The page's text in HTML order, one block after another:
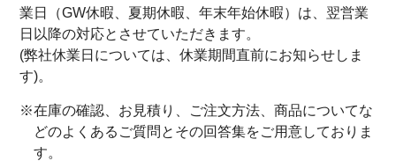
業日（GW休暇、夏期休暇、年末年始休暇）は、翌営業
日以降の対応とさせていただきます。
(弊社休業日については、休業期間直前にお知らせしま
す)。
※在庫の確認、お見積り、ご注文方法、商品についてな
どのよくあるご質問とその回答集をご用意しておりま
す。